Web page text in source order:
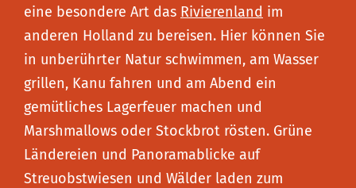
eine besondere Art das Rivierenland im
anderen Holland zu bereisen. Hier können Sie
in unberührter Natur schwimmen, am Wasser
grillen, Kanu fahren und am Abend ein
gemütliches Lagerfeuer machen und
Marshmallows oder Stockbrot rösten. Grüne
Ländereien und Panoramablicke auf
Streuobstwiesen und Wälder laden zum